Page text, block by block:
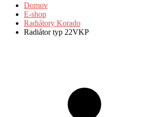
Domov
E-shop
Radiátory Korado
Radiátor typ 22VKP